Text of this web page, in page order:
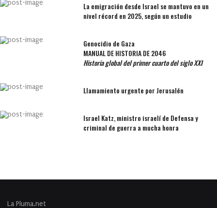
La emigración desde Israel se mantuvo en un
nivel récord en 2025, según un estudio
Genocidio de Gaza
MANUAL DE HISTORIA DE 2046
Historia global del primer cuarto del siglo XXI
Llamamiento urgente por Jerusalén
Israel Katz, ministro israelí de Defensa y
criminal de guerra a mucha honra
La Pluma.net